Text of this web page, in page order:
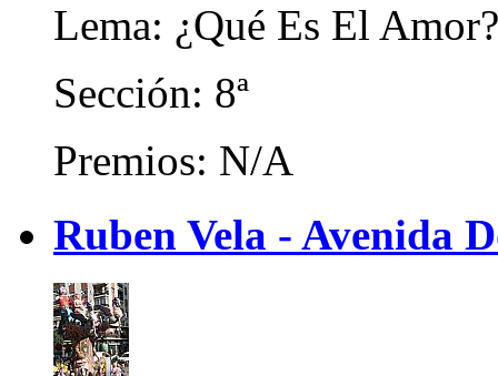
Lema: ¿Qué Es El Amor?
Sección: 8ª
Premios: N/A
Ruben Vela - Avenida